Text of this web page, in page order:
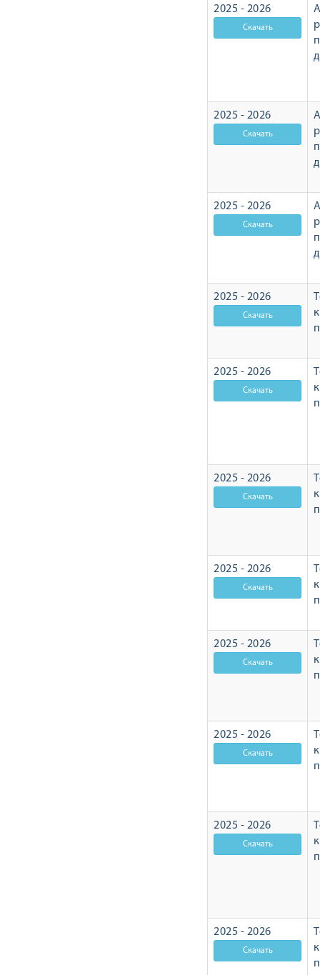
2025 - 2026
2025 - 2026
2025 - 2026
2025 - 2026
2025 - 2026
2025 - 2026
2025 - 2026
2025 - 2026
2025 - 2026
2025 - 2026
2025 - 2026